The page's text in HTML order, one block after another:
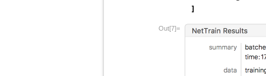
Out[7]=